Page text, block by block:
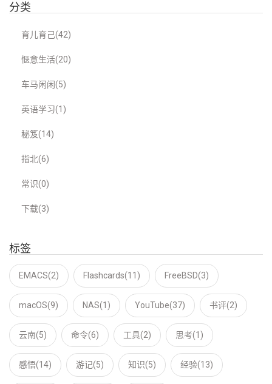
分类
育儿育己(42)
惬意生活(20)
车马闲闲(5)
英语学习(1)
秘笈(14)
指北(6)
常识(0)
下载(3)
标签
EMACS(2) Flashcards(11) FreeBSD(3)
macOS(9) NAS(1) YouTube(37) 书评(2)
云南(5) 命令(6) 工具(2) 思考(1)
感悟(14) 游记(5) 知识(5) 经验(13)